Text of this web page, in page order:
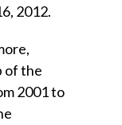
2012.
of the
2001 to